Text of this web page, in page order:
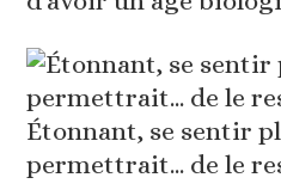
Étonnant, se sentir
permettrait... de le